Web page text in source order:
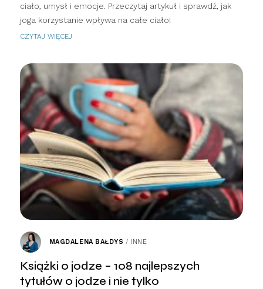
ciało, umysł i emocje. Przeczytaj artykuł i sprawdź, jak
joga korzystanie wpływa na całe ciało!
CZYTAJ WIĘCEJ
MAGDALENA BAŁDYS / INNE
Książki o jodze – 108 najlepszych
tytułów o jodze i nie tylko